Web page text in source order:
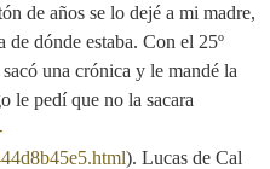
de años se lo dejé a mi madre,
dónde estaba. Con el 25º
una crónica y le mandé la
le pedí que no la sacara
). Lucas de Cal